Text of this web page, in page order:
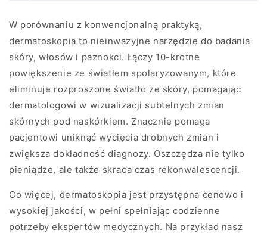
W porównaniu z konwencjonalną praktyką,
dermatoskopia to nieinwazyjne narzędzie do badania
skóry, włosów i paznokci. Łączy 10-krotne
powiększenie ze światłem spolaryzowanym, które
eliminuje rozproszone światło ze skóry, pomagając
dermatologowi w wizualizacji subtelnych zmian
skórnych pod naskórkiem. Znacznie pomaga
pacjentowi uniknąć wycięcia drobnych zmian i
zwiększa dokładność diagnozy. Oszczędza nie tylko
pieniądze, ale także skraca czas rekonwalescencji.
Co więcej, dermatoskopia jest przystępna cenowo i
wysokiej jakości, w pełni spełniając codzienne
potrzeby ekspertów medycznych. Na przykład nasz